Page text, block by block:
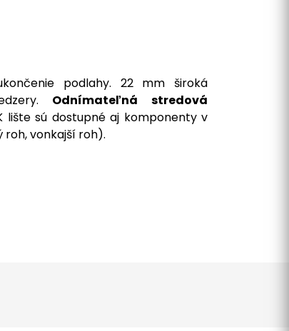
podlahy. 22 mm široká
Odnímateľná stredová
lište sú dostupné aj komponenty v
vonkajší roh).